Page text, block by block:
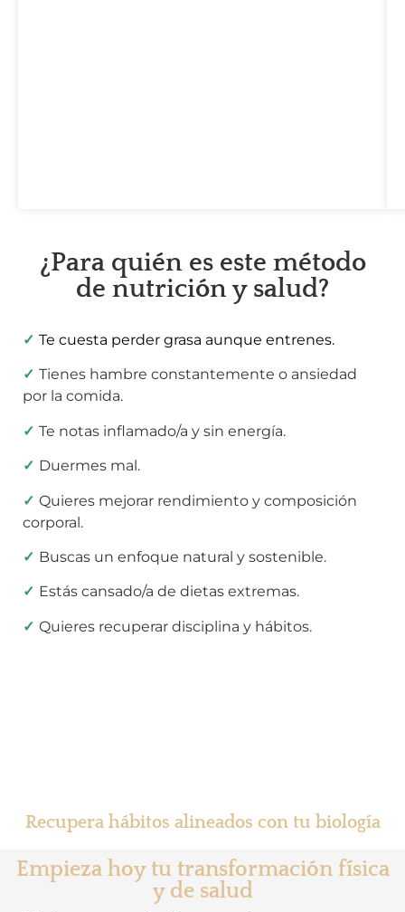
¿Para quién es este método
de nutrición y salud?
✓ Te cuesta perder grasa aunque entrenes.
✓ Tienes hambre constantemente o ansiedad
por la comida.
✓ Te notas inflamado/a y sin energía.
✓ Duermes mal.
✓ Quieres mejorar rendimiento y composición
corporal.
✓ Buscas un enfoque natural y sostenible.
✓ Estás cansado/a de dietas extremas.
✓ Quieres recuperar disciplina y hábitos.
Recupera hábitos alineados con tu biología
Empieza hoy tu transformación física
y de salud